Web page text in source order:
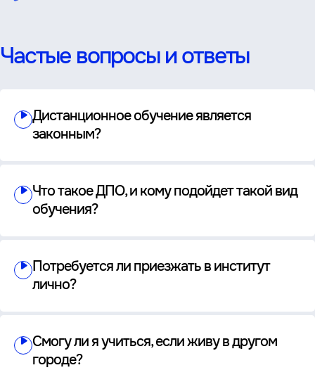
Частые вопросы и ответы
Дистанционное обучение является
законным?
Что такое ДПО, и кому подойдет такой вид
обучения?
Потребуется ли приезжать в институт
лично?
Смогу ли я учиться, если живу в другом
городе?